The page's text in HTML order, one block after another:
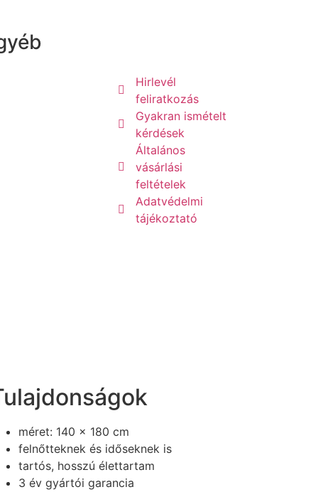
Hirlevél
feliratkozás
Gyakran ismételt
kérdések
Általános
vásárlási
feltételek
Adatvédelmi
tájékoztató
méret: 140 x 180 cm
felnőtteknek és időseknek is
tartós, hosszú élettartam
3 év gyártói garancia